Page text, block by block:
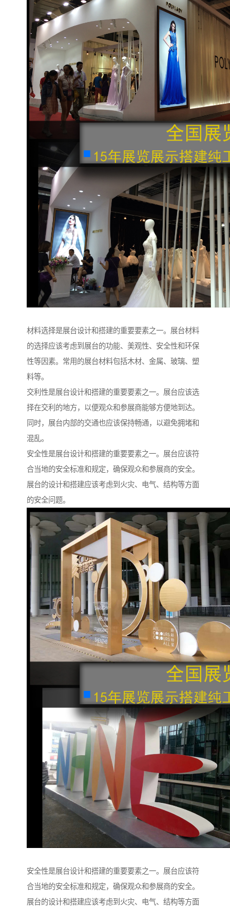
材料选择是展台设计和搭建的重要要素之一。展台材料
的选择应该考虑到展台的功能、美观性、安全性和环保
性等因素。常用的展台材料包括木材、金属、玻璃、塑
料等。
交利性是展台设计和搭建的重要要素之一。展台应该选
择在交利的地方，以便观众和参展商能够方便地到达。
同时，展台内部的交通也应该保持畅通，以避免拥堵和
混乱。
安全性是展台设计和搭建的重要要素之一。展台应该符
合当地的安全标准和规定，确保观众和参展商的安全。
展台的设计和搭建应该考虑到火灾、电气、结构等方面
的安全问题。
安全性是展台设计和搭建的重要要素之一。展台应该符
合当地的安全标准和规定，确保观众和参展商的安全。
展台的设计和搭建应该考虑到火灾、电气、结构等方面